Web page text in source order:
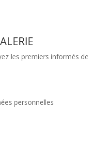
les premiers informés de
personnelles